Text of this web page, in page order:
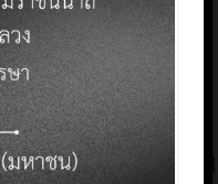
บุคคลที่มิใช่นิ